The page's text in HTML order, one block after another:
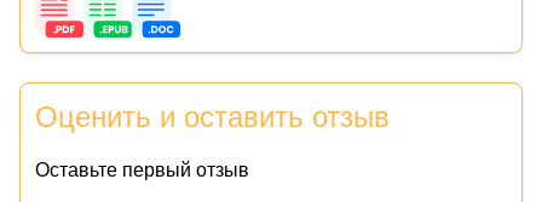
Оценить и оставить отзыв
Оставьте первый отзыв